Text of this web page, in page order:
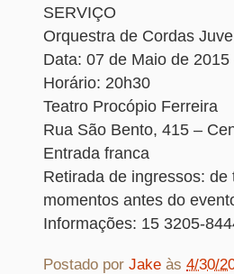
SERVIÇO
Orquestra de Cordas
Data: 07 de Maio de
Horário: 20h30
Teatro Procópio Ferreira
Rua São Bento, 415 –
Entrada franca
Retirada de ingressos:
momentos antes do
Informações: 15 3205-
Postado por Jake às 4/30/